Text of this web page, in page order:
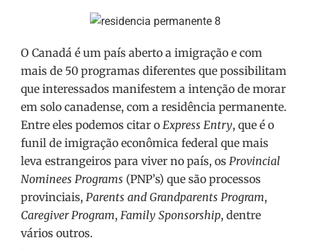
O Canadá é um país aberto a imigração e com
mais de 50 programas diferentes que possibilitam
que interessados manifestem a intenção de morar
em solo canadense, com a residência permanente.
Entre eles podemos citar o Express Entry, que é o
funil de imigração econômica federal que mais
leva estrangeiros para viver no país, os Provincial
Nominees Programs (PNP’s) que são processos
provinciais, Parents and Grandparents Program,
Caregiver Program, Family Sponsorship, dentre
vários outros.